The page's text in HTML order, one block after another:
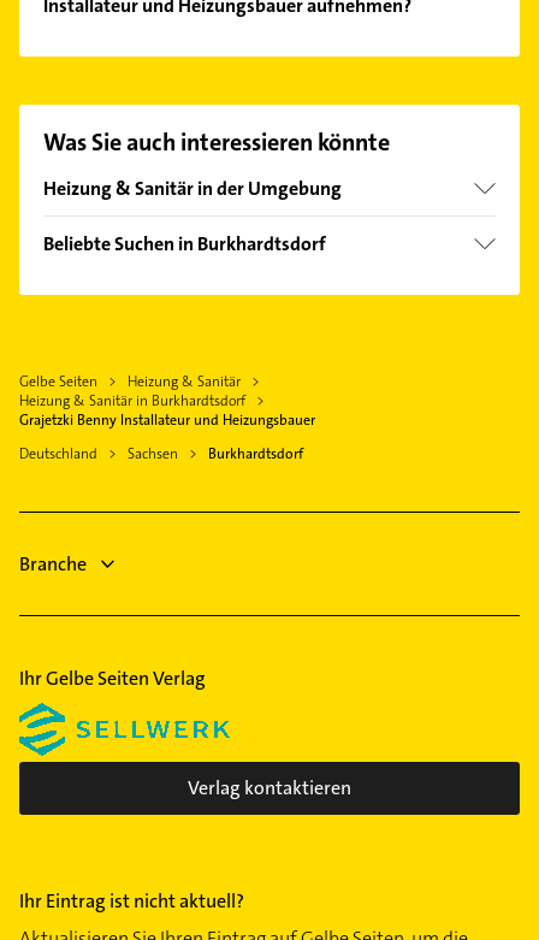
auswählen. Hier finden Sie alleKontaktdaten
Was Sie auch interessieren könnte
Heizung & Sanitär in der Umgebung
Jahnsdorf /Erzgebirge
Neukirchen /Erzgebirge
Chemnitz Sachsen
Geyer
Lugau /Erzgebirge
Beliebte Suchen in Burkhardtsdorf
Gasinstallateur
Sanitärinstallation
Gartenbau & Landschaftsbau
Krankengymnastik
Gelbe Seiten
Heizung & Sanitär
Heizung & Sanitär in Burkhardtsdorf
Grajetzki Benny Installateur und Heizungsbauer
Deutschland
Sachsen Burkhardtsdorf
Branche
Ihr Gelbe Seiten Verlag
Verlag kontaktieren
Ihr Eintrag ist nicht aktuell?